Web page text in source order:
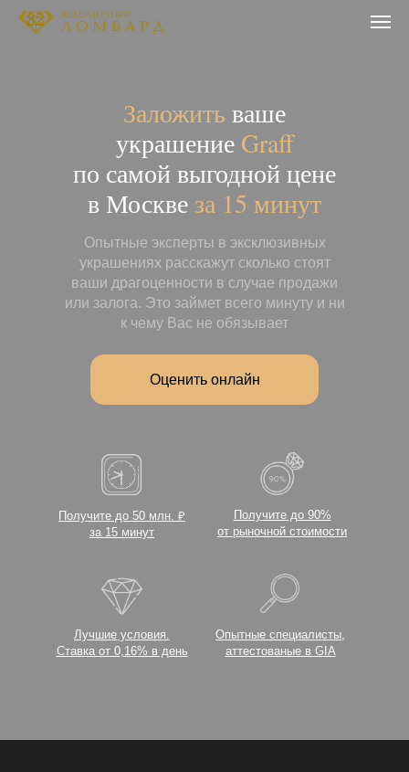
Опытные эксперты в эксклюзивных
украшениях расскажут сколько стоят
ваши драгоценности в случае продажи
или залога. Это займет всего минуту и ни
к чему Вас не обязывает
Оценить онлайн
Получите до 90%
от рыночной стоимости
Получите до 50 млн. ₽
за 15 минут
Опытные специалисты,
аттестованые в GIA
Лучшие условия.
Ставка от 0,16% в день
Заложить ваше
украшение Graff
по самой выгодной цене
в Москве за 15 минут